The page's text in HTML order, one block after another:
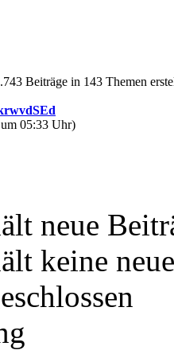
Beiträge in 143 Themen
05:33 Uhr)
neue
keine